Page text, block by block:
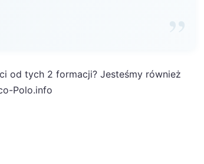
od tych 2 formacji? Jesteśmy również
Polo.info